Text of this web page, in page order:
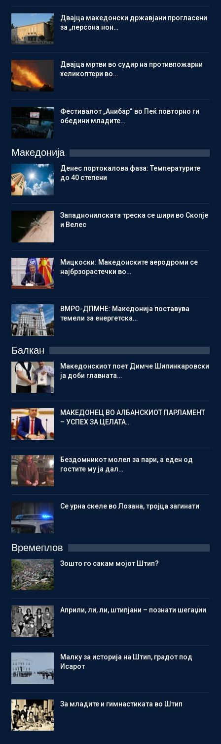
Двајца македонски државјани прогласени
за „персона нон…
Двајца мртви во судир на противпожарни
хеликоптери во…
Фестивалот „Анибар“ во Пеќ повторно ги
обедини младите…
Македонија
Денес портокалова фаза: Температурите
до 40 степени
Западнонилската треска се шири во Скопје
и Велес
Мицкоски: Македонските аеродроми се
најбрзорастечки во…
ВМРО-ДПМНЕ: Македонија поставува
темели за енергетска…
Балкан
Македонскиот поет Димче Шипинкаровски
ја доби главната…
МАКЕДОНЕЦ ВО АЛБАНСКИОТ ПАРЛАМЕНТ
– УСПЕХ ЗА ЦЕЛАТА…
Бездомникот молел за пари, а еден од
гостите му ја дал…
Се урна скеле во Лозана, тројца загинати
Времеплов
Зошто го сакам мојот Штип?
Aприли, ли, ли, штипјани – познати шегаџии
Малку за историја на Штип, градот под
Исарот
Зa младите и гимнастиката во Штип